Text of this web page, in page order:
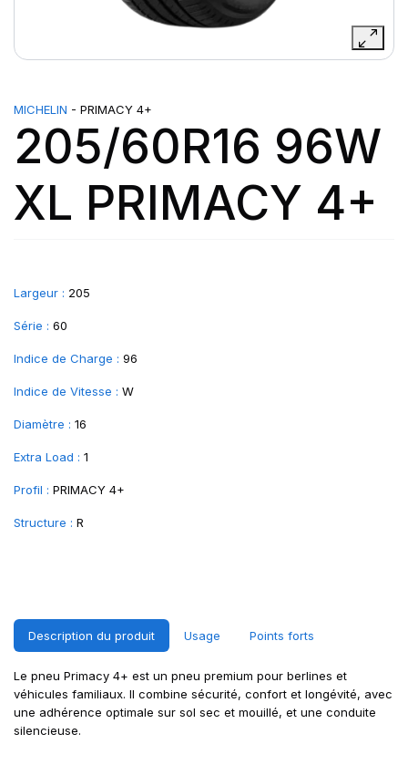
MICHELIN - PRIMACY 4+
205/60R16 96W
XL PRIMACY 4+
Largeur : 205
Série : 60
Indice de Charge : 96
Indice de Vitesse : W
Diamètre : 16
Extra Load : 1
Profil : PRIMACY 4+
Structure : R
Description du produit Usage Points forts
Le pneu Primacy 4+ est un pneu premium pour berlines et
véhicules familiaux. Il combine sécurité, confort et longévité, avec
une adhérence optimale sur sol sec et mouillé, et une conduite
silencieuse.